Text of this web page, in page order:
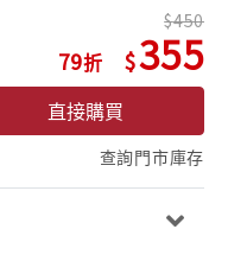
79
450
355
直接購買
查詢門市庫存